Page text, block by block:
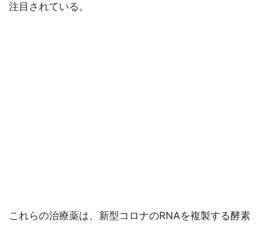
注目されている。
これらの治療薬は、新型コロナのRNAを複製する酵素